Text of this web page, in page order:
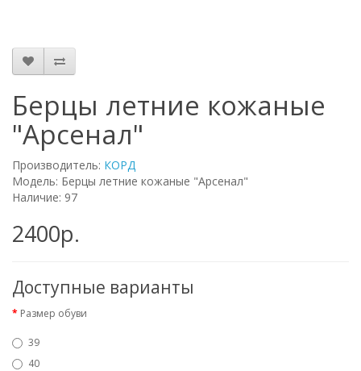
Берцы летние кожаные
"Арсенал"
Производитель: КОРД
Модель: Берцы летние кожаные "Арсенал"
Наличие: 97
2400р.
Доступные варианты
Размер обуви
39
40